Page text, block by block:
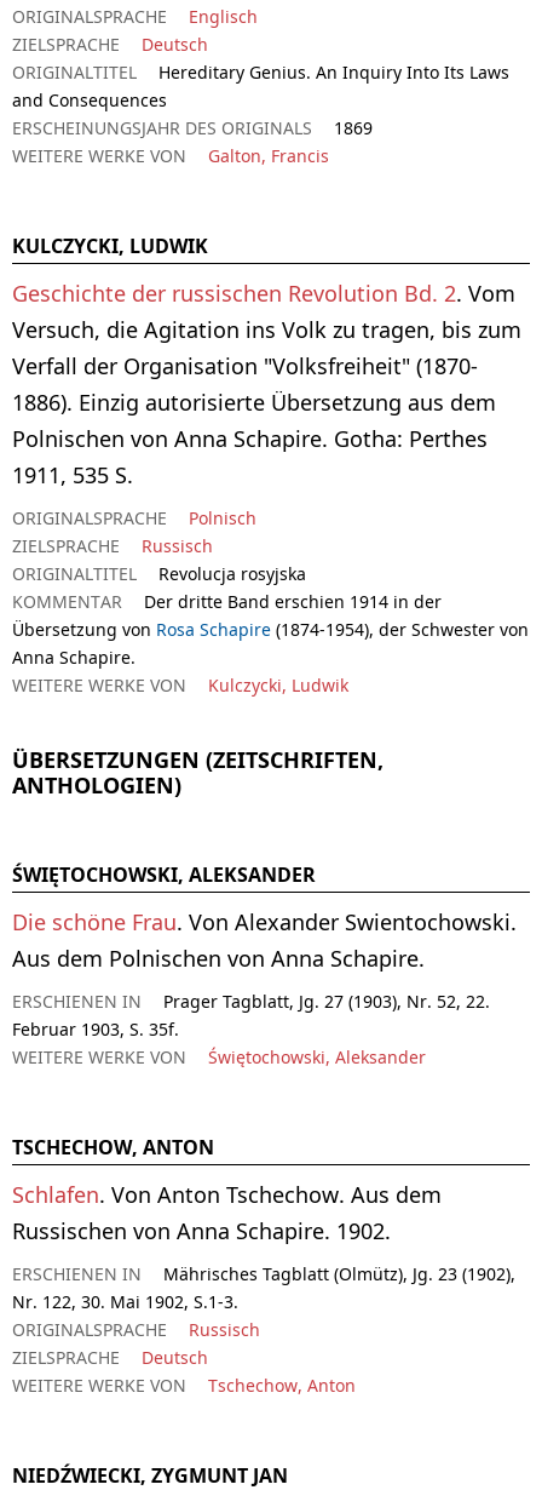
ORIGINALSPRACHE
Englisch
ZIELSPRACHE
Deutsch
ORIGINALTITEL
Hereditary Genius. An Inquiry Into Its Laws
and Consequences
ERSCHEINUNGSJAHR DES ORIGINALS
1869
WEITERE WERKE VON
Galton, Francis
KULCZYCKI, LUDWIK
Geschichte der russischen Revolution Bd. 2. Vom
Versuch, die Agitation ins Volk zu tragen, bis zum
Verfall der Organisation "Volksfreiheit" (1870-
1886). Einzig autorisierte Übersetzung aus dem
Polnischen von Anna Schapire. Gotha: Perthes
1911, 535 S.
ORIGINALSPRACHE
Polnisch
ZIELSPRACHE
Russisch
ORIGINALTITEL
Revolucja rosyjska
KOMMENTAR
Der dritte Band erschien 1914 in der
Übersetzung von Rosa Schapire (1874-1954), der Schwester von
Anna Schapire.
WEITERE WERKE VON
Kulczycki, Ludwik
ÜBERSETZUNGEN (ZEITSCHRIFTEN,
ANTHOLOGIEN)
ŚWIĘTOCHOWSKI, ALEKSANDER
Die schöne Frau. Von Alexander Swientochowski.
Aus dem Polnischen von Anna Schapire.
ERSCHIENEN IN
Prager Tagblatt, Jg. 27 (1903), Nr. 52, 22.
Februar 1903, S. 35f.
WEITERE WERKE VON
Świętochowski, Aleksander
TSCHECHOW, ANTON
Schlafen. Von Anton Tschechow. Aus dem
Russischen von Anna Schapire. 1902.
ERSCHIENEN IN
Mährisches Tagblatt (Olmütz), Jg. 23 (1902),
Nr. 122, 30. Mai 1902, S.1-3.
ORIGINALSPRACHE
Russisch
ZIELSPRACHE
Deutsch
WEITERE WERKE VON
Tschechow, Anton
NIEDŹWIECKI, ZYGMUNT JAN